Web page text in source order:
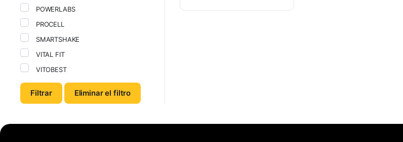
POWERLABS
PROCELL
SMARTSHAKE
VITAL FIT
VITOBEST
Filtrar Eliminar el filtro